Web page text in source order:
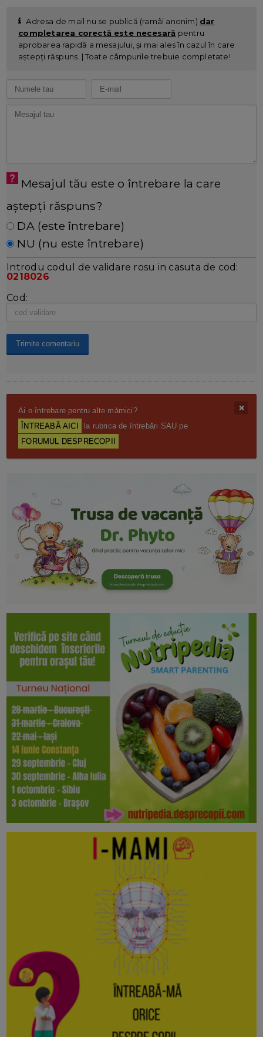
Adresa de mail nu se publică (ramâi anonim) dar
completarea corectă este necesară pentru
aprobarea rapidă a mesajului, și mai ales în cazul în care
aștepți răspuns. | Toate câmpurile trebuie completate!
Mesajul tău este o întrebare la care
aștepți răspuns?
DA (este întrebare)
NU (nu este întrebare)
Introdu codul de validare rosu in casuta de cod:
0218026
Cod:
Ai o întrebare pentru alte mămici?
ÎNTREABĂ AICI
la rubrica de întrebări SAU pe
FORUMUL DESPRECOPII